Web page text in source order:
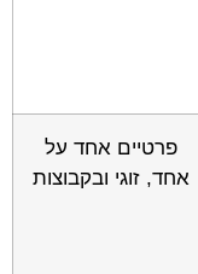
פרטיים אחד על
אחד, זוגי ובקבוצות